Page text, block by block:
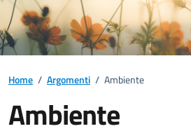
Home / Argomenti / Ambiente
Ambiente